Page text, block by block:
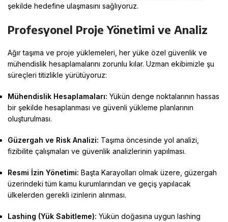
şekilde hedefine ulaşmasını sağlıyoruz.
Profesyonel Proje Yönetimi ve Analiz
Ağır taşıma ve proje yüklemeleri, her yüke özel güvenlik ve
mühendislik hesaplamalarını zorunlu kılar. Uzman ekibimizle şu
süreçleri titizlikle yürütüyoruz:
Mühendislik Hesaplamaları: Yükün denge noktalarının hassas
bir şekilde hesaplanması ve güvenli yükleme planlarının
oluşturulması.
Güzergah ve Risk Analizi: Taşıma öncesinde yol analizi,
fizibilite çalışmaları ve güvenlik analizlerinin yapılması.
Resmi İzin Yönetimi: Başta Karayolları olmak üzere, güzergah
üzerindeki tüm kamu kurumlarından ve geçiş yapılacak
ülkelerden gerekli izinlerin alınması.
Lashing (Yük Sabitleme): Yükün doğasına uygun lashing